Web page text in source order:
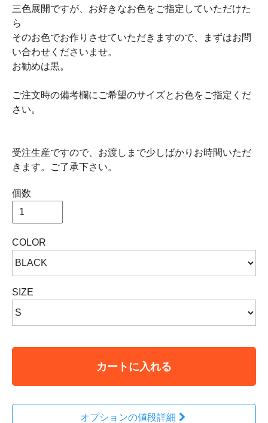
三色展開ですが、お好きなお色をご指定していただけた
ら
そのお色でお作りさせていただきますので、まずはお問
い合わせくださいませ。
お勧めは黒。
ご注文時の備考欄にご希望のサイズとお色をご指定くだ
さい。
受注生産ですので、お渡しまで少しばかりお時間いただ
きます。ご了承下さい。
個数
COLOR
SIZE
カートに入れる
オプションの値段詳細